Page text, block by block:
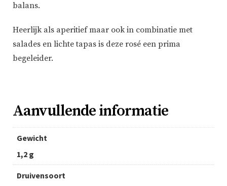
balans.
Heerlijk als aperitief maar ook in combinatie met
salades en lichte tapas is deze rosé een prima
begeleider.
Aanvullende informatie
Gewicht
1,2 g
Druivensoort